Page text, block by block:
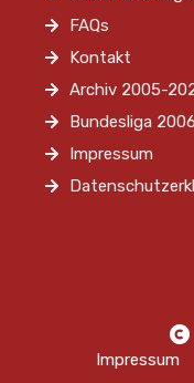
FAQs
Kontakt
Archiv 2005-
Bundesliga
Impressum
Impressum